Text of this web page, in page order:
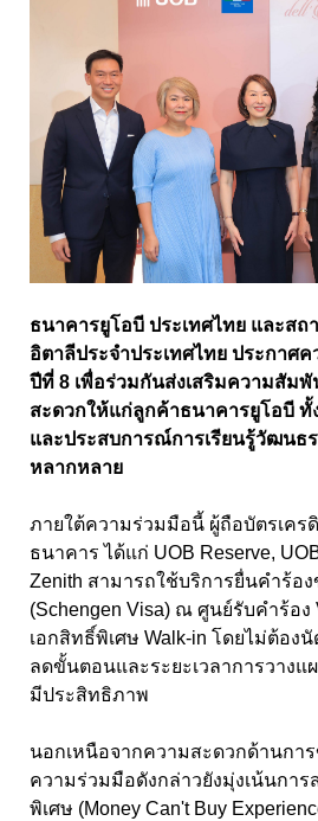
ธนาคารยูโอบี ประเทศไทย และสถ
อิตาลีประจำประเทศไทย ประกาศ
ปีที่ 8 เพื่อร่วมกันส่งเสริมความสัม
สะดวกให้แก่ลูกค้าธนาคารยูโอบี ทั้
และประสบการณ์การเรียนรู้วัฒนธ
หลากหลาย
ภายใต้ความร่วมมือนี้ ผู้ถือบัตรเคร
ธนาคาร ได้แก่ UOB Reserve,
Zenith สามารถใช้บริการยื่นคำร้อ
(Schengen Visa) ณ ศูนย์รับคำร้อง
เอกสิทธิ์พิเศษ Walk-in โดยไม่ต้อง
ลดขั้นตอนและระยะเวลาการวางแ
มีประสิทธิภาพ
นอกเหนือจากความสะดวกด้านกา
ความร่วมมือดังกล่าวยังมุ่งเน้นกา
พิเศษ (Money Can't Buy